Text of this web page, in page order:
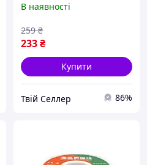
В наявності
233₴
259 ₴
Купити
Твій Селлер 86%